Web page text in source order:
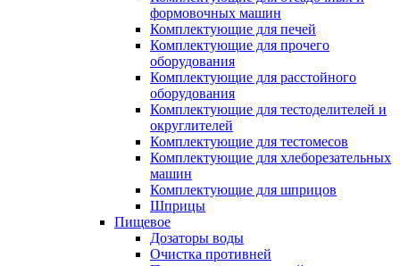
формовочных машин
Комплектующие для печей
Комплектующие для прочего
оборудования
Комплектующие для расстойного
оборудования
Комплектующие для тестоделителей и
округлителей
Комплектующие для тестомесов
Комплектующие для хлеборезательных
машин
Комплектующие для шприцов
Шприцы
Пищевое
Дозаторы воды
Очистка противней